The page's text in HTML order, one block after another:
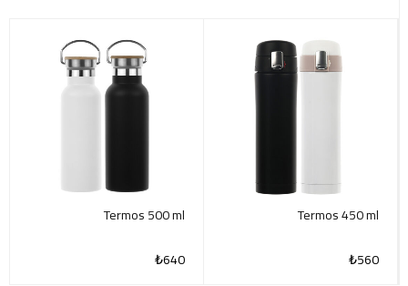
Termos 450 ml
₺560
Termos 500 ml
₺640